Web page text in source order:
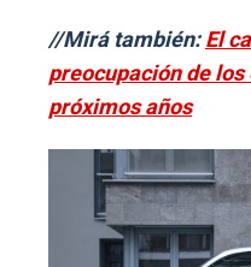
//Mirá también:El
preocupación de
próximos años